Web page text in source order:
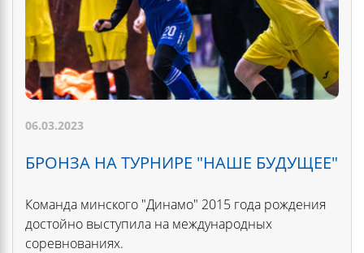
06.03.2023
БРОНЗА НА ТУРНИРЕ "НАШЕ БУДУЩЕЕ"
Команда минского "Динамо" 2015 года рождения
достойно выступила на международных
соревнованиях.